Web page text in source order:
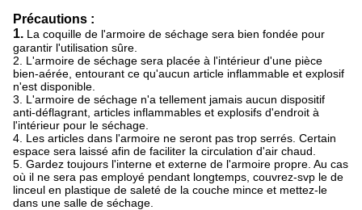
Précautions :
1. La coquille de l'armoire de séchage sera bien fondée pour
garantir l'utilisation sûre.
2. L'armoire de séchage sera placée à l'intérieur d'une pièce
bien-aérée, entourant ce qu'aucun article inflammable et explosif
n'est disponible.
3. L'armoire de séchage n'a tellement jamais aucun dispositif
anti-déflagrant, articles inflammables et explosifs d'endroit à
l'intérieur pour le séchage.
4. Les articles dans l'armoire ne seront pas trop serrés. Certain
espace sera laissé afin de faciliter la circulation d'air chaud.
5. Gardez toujours l'interne et externe de l'armoire propre. Au cas
où il ne sera pas employé pendant longtemps, couvrez-svp le de
linceul en plastique de saleté de la couche mince et mettez-le
dans une salle de séchage.